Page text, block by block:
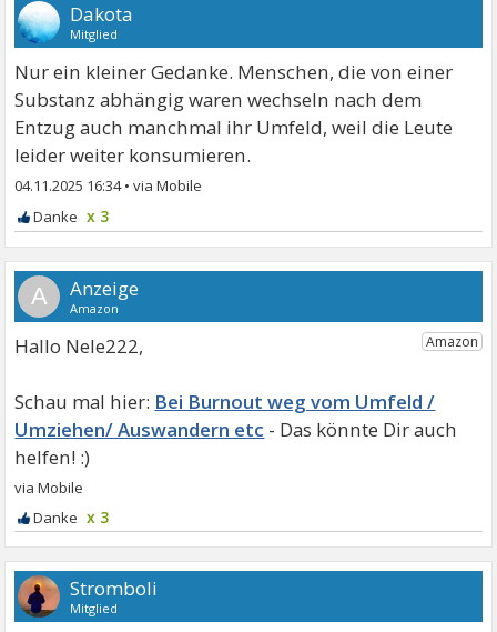
Dakota
Mitglied
Nur ein kleiner Gedanke. Menschen, die von einer
Substanz abhängig waren wechseln nach dem
Entzug auch manchmal ihr Umfeld, weil die Leute
leider weiter konsumieren.
04.11.2025 16:34•
x 3
A
Hallo Nele222,
Bei Burnout weg vom Umfeld /
Umziehen/ Auswandern etc
x 3
Stromboli
Mitglied